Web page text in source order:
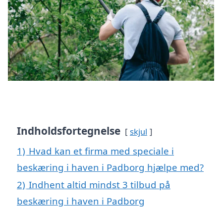
Indholdsfortegnelse skjul
1) Hvad kan et firma med speciale i
beskæring i haven i Padborg hjælpe med?
2) Indhent altid mindst 3 tilbud på
beskæring i haven i Padborg